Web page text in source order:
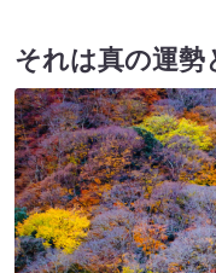
それは真の運勢